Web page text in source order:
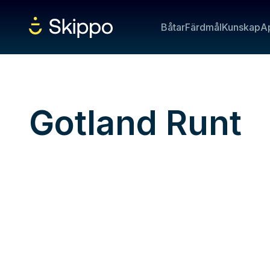
BåtarFärdmålKunskap
Gotland Runt